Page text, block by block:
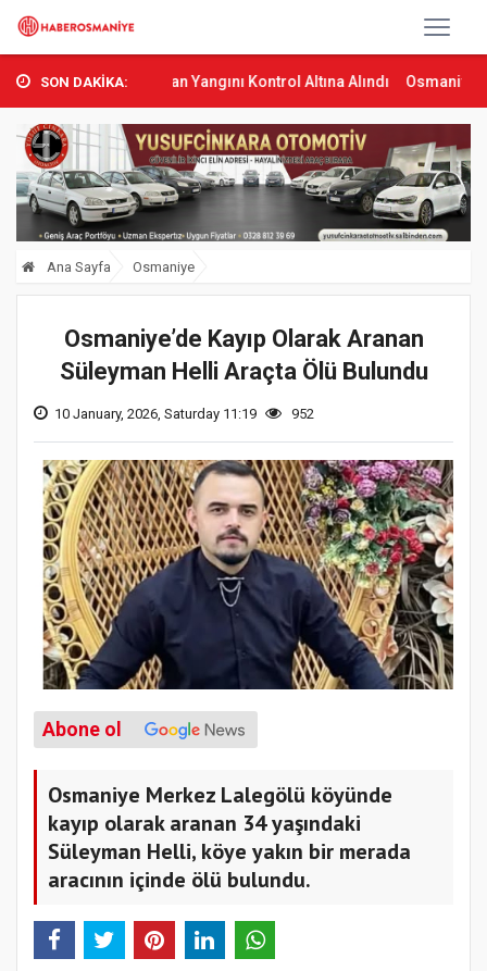
SON DAKİKA:
Orman Yangını Kontrol Altına Alındı Osmaniye’de Tren
Ana Sayfa Osmaniye
Osmaniye’de Kayıp Olarak Aranan
Süleyman Helli Araçta Ölü Bulundu
10 January, 2026, Saturday 11:19 952
Abone ol
Osmaniye Merkez Lalegölü köyünde
kayıp olarak aranan 34 yaşındaki
Süleyman Helli, köye yakın bir merada
aracının içinde ölü bulundu.